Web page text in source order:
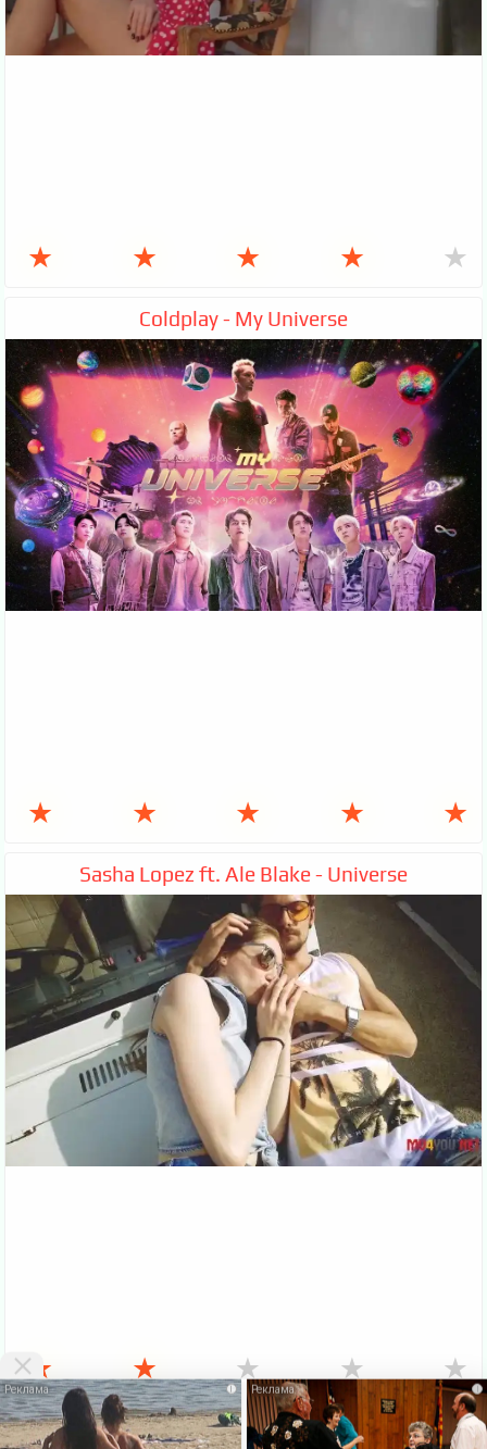
★ ★ ★ ★ ★
Coldplay - My Universe
★ ★ ★ ★ ★
Sasha Lopez ft. Ale Blake - Universe
★ ★ ★ ★ ★
VKlipe.org - здесь можноскачать клипы бесплатнои смотреть клипы
онлайн без регистрации. На этой странице Вы можете
Скачать
i i